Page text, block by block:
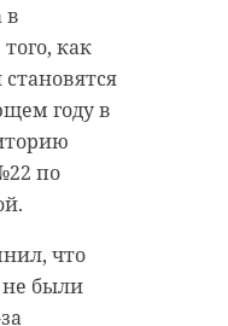
в
как
году в
по
что
не были